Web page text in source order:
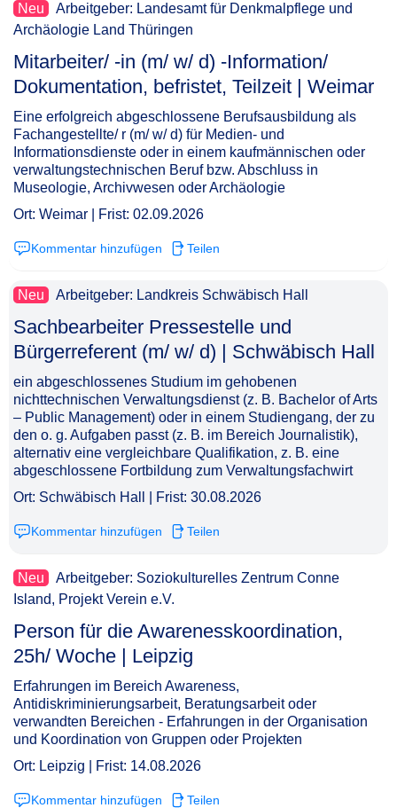
Neu
Arbeitgeber: Landesamt für Denkmalpflege und
Archäologie Land Thüringen
Mitarbeiter/ -in (m/ w/ d) -Information/
Dokumentation, befristet, Teilzeit | Weimar​‌‌‌‌​‌​‌‌‌‌​​​​​‌‌
Eine erfolgreich abgeschlossene Berufsausbildung als
Fachangestellte/ r (m/ w/ d) für Medien- und
Informationsdienste oder in einem kaufmännischen oder
verwaltungstechnischen Beruf bzw. Abschluss in
Museologie, Archivwesen oder Archäologie
Ort: Weimar | Frist: 02.09.2026
Kommentar hinzufügen Teilen
Neu Arbeitgeber: Landkreis Schwäbisch Hall
Sachbearbeiter Pressestelle und
Bürgerreferent (m/ w/ d) | Schwäbisch Hall​‌‌‌‌​‌​‌‌‌​‌‌‌‌‌‌‌
ein abgeschlossenes Studium im gehobenen
nichttechnischen Verwaltungsdienst (z. B. Bachelor of Arts
– Public Management) oder in einem Studiengang, der zu
den o. g. Aufgaben passt (z. B. im Bereich Journalistik),
alternativ eine vergleichbare Qualifikation, z. B. eine
abgeschlossene Fortbildung zum Verwaltungsfachwirt
Ort: Schwäbisch Hall | Frist: 30.08.2026
Kommentar hinzufügen Teilen
Neu
Arbeitgeber: Soziokulturelles Zentrum Conne
Island, Projekt Verein e.V.
Person für die Awarenesskoordination,
25h/ Woche | Leipzig​‌‌‌‌​‌​‌‌‌​‌‌‌‌​‌​
Erfahrungen im Bereich Awareness,
Antidiskriminierungsarbeit, Beratungsarbeit oder
verwandten Bereichen - Erfahrungen in der Organisation
und Koordination von Gruppen oder Projekten
Ort: Leipzig | Frist: 14.08.2026
Kommentar hinzufügen Teilen